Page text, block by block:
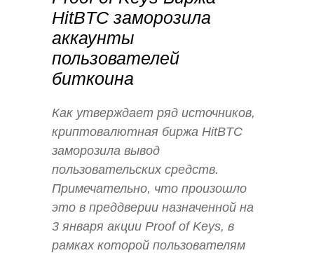
HitBTC заморозила
аккаунты
пользователей
биткоина
Как утверждает ряд источников,
криптовалютная биржа HitBTC
заморозила вывод
пользовательских средств.
Примечательно, что произошло
это в преддверии назначенной на
3 января акции Proof of Keys, в
рамках которой пользователям